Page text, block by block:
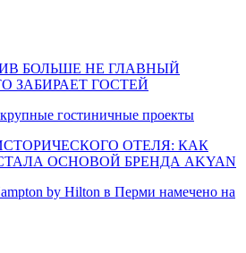
БОЛЬШЕ НЕ ГЛАВНЫЙ
ЗАБИРАЕТ ГОСТЕЙ
гостиничные проекты
ОТЕЛЯ: КАК
ОСНОВОЙ БРЕНДА AKYAN
by Hilton в Перми намечено на